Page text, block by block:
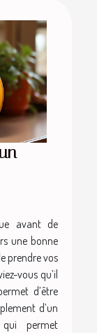
avant de
une bonne
prendre vos
vous qu’il
d’être
d’un
qui permet